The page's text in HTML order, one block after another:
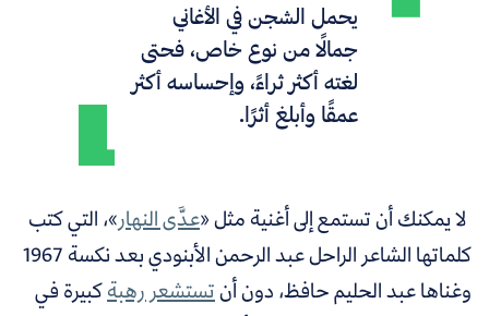
يحمل الشجن في الأغاني
جمالًا من نوع خاص، فحتى
لغته أكثر ثراءً، وإحساسه أكثر
عمقًا وأبلغ أثرًا.
لا يمكنك أن تستمع إلى أغنية مثل «عدَّى النهار»، التي كتب
كلماتها الشاعر الراحل عبد الرحمن الأبنودي بعد نكسة 1967
وغناها عبد الحليم حافظ، دون أنتستشعر رهبةكبيرة في